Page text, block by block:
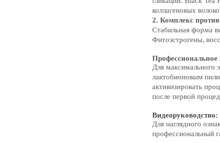
коллагеновых
2. Комплекс
Стабильная форма
Фитоэстрогены,
Для максимального
лактобионовым
активизировать
после первой
Видеоруководство:
Для наглядного
профессиональный